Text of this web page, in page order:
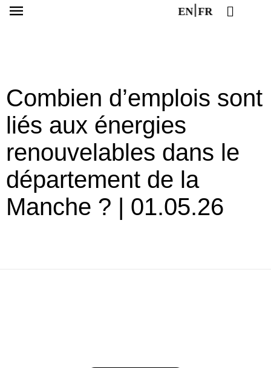
EN FR
Combien d’emplois sont
liés aux énergies
renouvelables dans le
département de la
Manche ? | 01.05.26